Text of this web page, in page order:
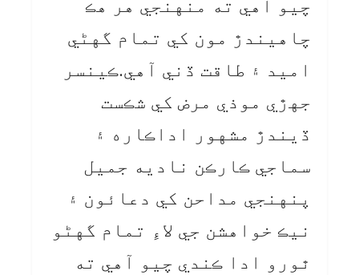
چيو آهي ته منهنجي هر هڪ
چاهيندڙ مون کي تمام گهڻي
اميد ۽ طاقت ڏني آهي.ڪينسر
جهڙي موذي مرض کي شڪست
ڏيندڙ مشهور اداڪاره ۽
سماجي ڪارڪن ناديه جميل
پنهنجي مداحن کي دعائون ۽
نيڪ خواهشن جي لاءِ تمام گهڻو
ٿورو ادا ڪندي چيو آهي ته